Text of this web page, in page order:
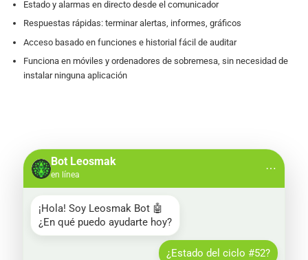
Estado y alarmas en directo desde el comunicador
Respuestas rápidas: terminar alertas, informes, gráficos
Acceso basado en funciones e historial fácil de auditar
Funciona en móviles y ordenadores de sobremesa, sin necesidad de
instalar ninguna aplicación
Bot Leosmak
en línea ⋯
¡Hola! Soy Leosmak Bot 🤖
¿En qué puedo ayudarte hoy?
¿Estado del ciclo #52?